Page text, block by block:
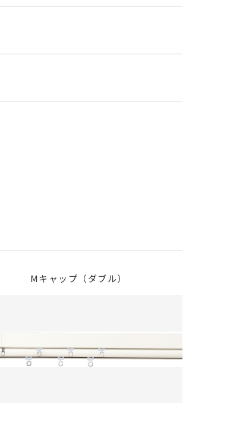
Mキャップ（ダブル）